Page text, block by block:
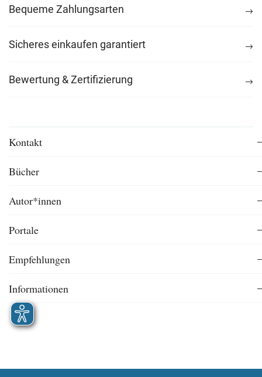
Bequeme Zahlungsarten
Sicheres einkaufen garantiert
Bewertung & Zertifizierung
Kontakt
Bücher
Autor*innen
Portale
Empfehlungen
Informationen